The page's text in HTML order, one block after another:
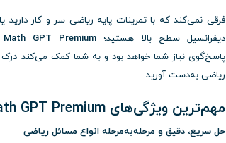
فرقی نمی‌کند که با تمرینات پایه ریاضی سر و کار دارید
دیفرانسیل سطح بالا هستید؛ Math GPT Premium
پاسخ‌گوی نیاز شما خواهد بود و به شما کمک می‌کند
ریاضی به‌دست آورید.
مهم‌ترین ویژگی‌های Math GPT Premium
حل سریع، دقیق و مرحله‌به‌مرحله انواع مسائل ریاضی